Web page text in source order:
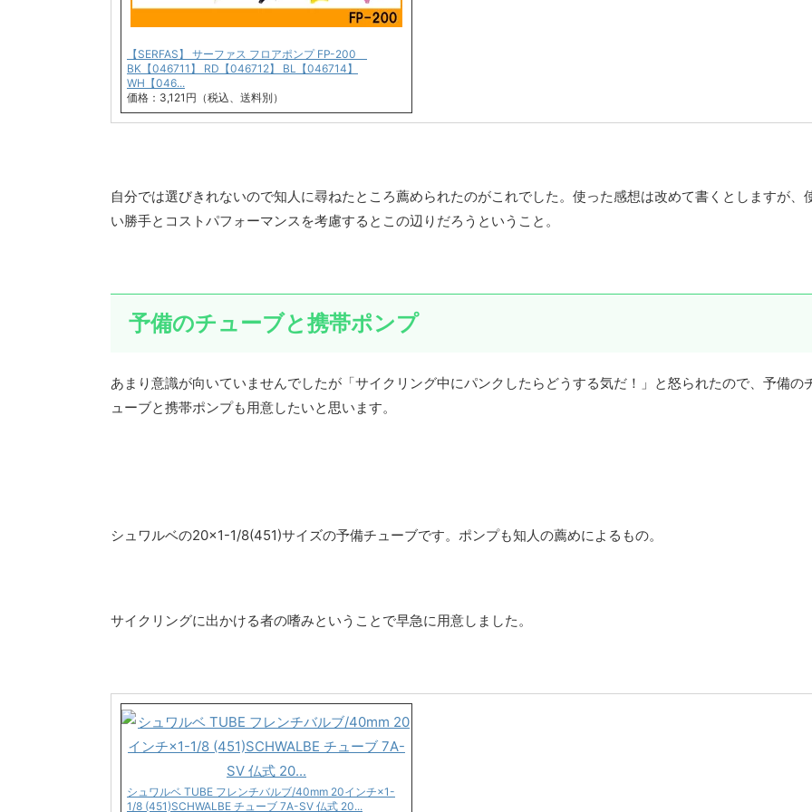
【SERFAS】 サーファス フロアポンプ FP-200
BK【046711】 RD【046712】 BL【046714】
WH【046...
価格：3,121円（税込、送料別）
自分では選びきれないので知人に尋ねたところ薦められたのがこれでした。使った感想は改めて書くとしますが、
い勝手とコストパフォーマンスを考慮するとこの辺りだろうということ。
予備のチューブと携帯ポンプ
あまり意識が向いていませんでしたが「サイクリング中にパンクしたらどうする気だ！」と怒られたので、予備の
ューブと携帯ポンプも用意したいと思います。
シュワルベの20×1-1/8(451)サイズの予備チューブです。ポンプも知人の薦めによるもの。
サイクリングに出かける者の嗜みということで早急に用意しました。
シュワルベ TUBE フレンチバルブ/40mm 20インチ×1-
1/8 (451)SCHWALBE チューブ 7A-SV 仏式 20...